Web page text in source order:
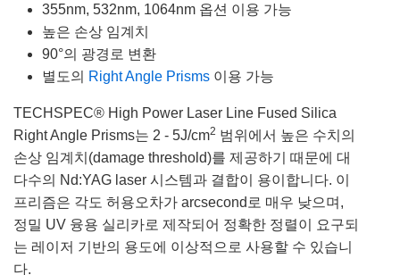
355nm, 532nm, 1064nm 옵션 이용 가능
높은 손상 임계치
90°의 광경로 변환
별도의 Right Angle Prisms 이용 가능
TECHSPEC® High Power Laser Line Fused Silica
Right Angle Prisms는 2 - 5J/cm2 범위에서 높은 수치의
손상 임계치(damage threshold)를 제공하기 때문에 대
다수의 Nd:YAG laser 시스템과 결합이 용이합니다. 이
프리즘은 각도 허용오차가 arcsecond로 매우 낮으며,
정밀 UV 융용 실리카로 제작되어 정확한 정렬이 요구되
는 레이저 기반의 용도에 이상적으로 사용할 수 있습니
다.